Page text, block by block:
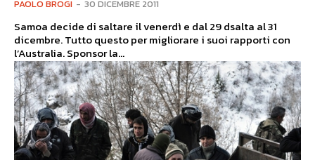
PAOLO BROGI - 30 DICEMBRE 2011
Samoa decide di saltare il venerdì e dal 29 dsalta al 31
dicembre. Tutto questo per migliorare i suoi rapporti con
l’Australia. Sponsor la...